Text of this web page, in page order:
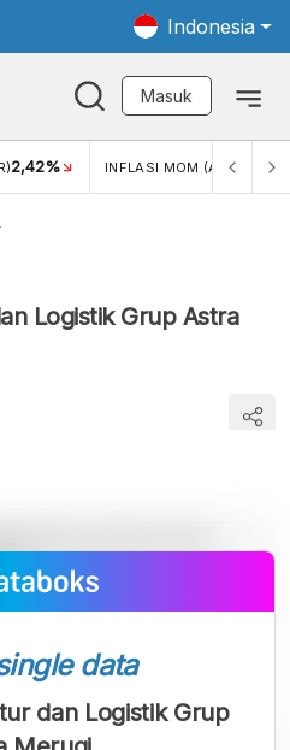
Indonesia
Masuk
2,42% INFLASI MOM (APR) 0,13%
Logistik Grup Astra
data
dan Logistik Grup